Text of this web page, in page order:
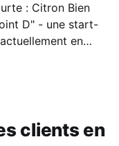
Bien
D" - une start-
en
clients en